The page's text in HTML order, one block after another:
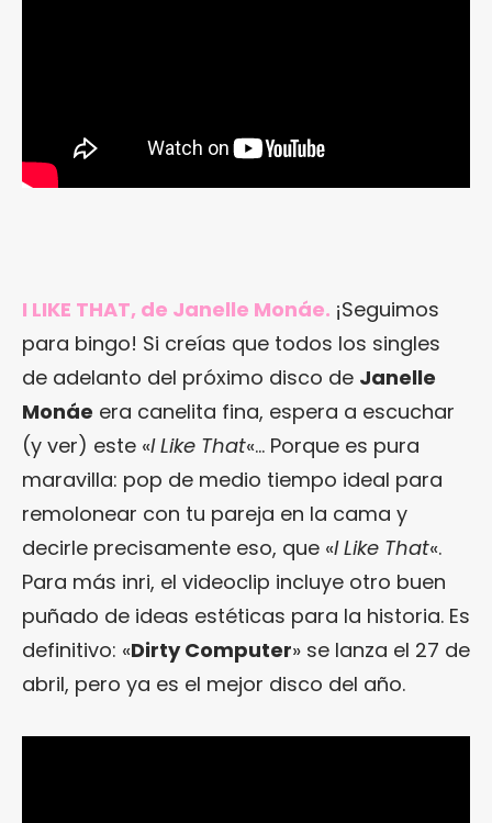
I LIKE THAT, de Janelle Monáe. ¡Seguimos
para bingo! Si creías que todos los singles
de adelanto del próximo disco de Janelle
Monáe era canelita fina, espera a escuchar
(y ver) este «I Like That«… Porque es pura
maravilla: pop de medio tiempo ideal para
remolonear con tu pareja en la cama y
decirle precisamente eso, que «I Like That«.
Para más inri, el videoclip incluye otro buen
puñado de ideas estéticas para la historia. Es
definitivo: «Dirty Computer» se lanza el 27 de
abril, pero ya es el mejor disco del año.